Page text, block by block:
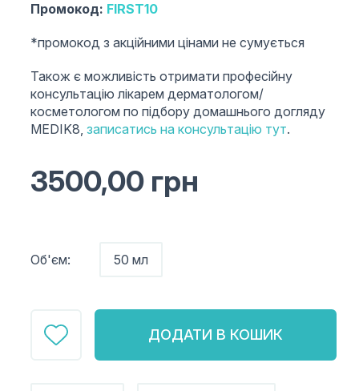
Промокод: FIRST10
*промокод з акційними цінами не сумується
Також є можливість отримати професійну
консультацію лікарем дерматологом/
косметологом по підбору домашнього догляду
MEDIK8, записатись на консультацію тут.
3500,00 грн
Об'єм: 50 мл
ДОДАТИ В КОШИК